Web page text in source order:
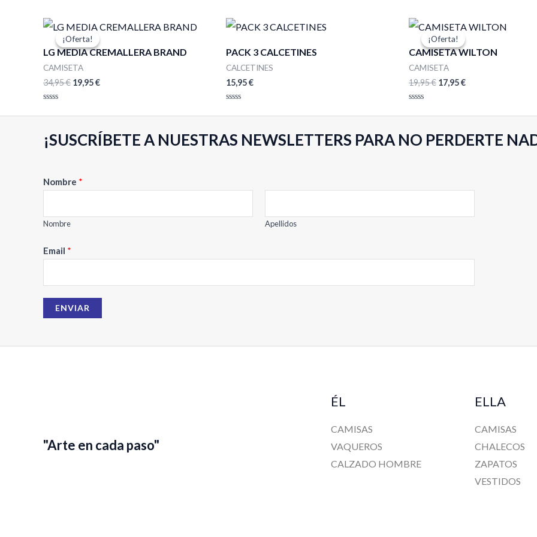
¡Oferta!
¡Oferta!
LG MEDIA CREMALLERA BRAND
CAMISETA
34,95€
El
precio
original
era:
34,95 €.
19,95€
El
precio
es:
con
5
PACK 3 CALCETINES
CALCETINES
15,95€
con
5
¡Oferta!
¡Oferta!
CAMISETA WILTON
CAMISETA
19,95€
El
precio
original
era:
19,95 €.
17,95€
El
precio
es:
con
5
¡SUSCRÍBETE A NUESTRAS NEWSLETTERS PARA NO PERDERTE
Nombre *
Nombre Apellidos
m
Email *
ENVIAR
"Arte en cada paso"
ÉL
CAMISAS
VAQUEROS
CALZADO HOMBRE
ELLA
CAMISAS
CHALECOS
ZAPATOS
VESTIDOS